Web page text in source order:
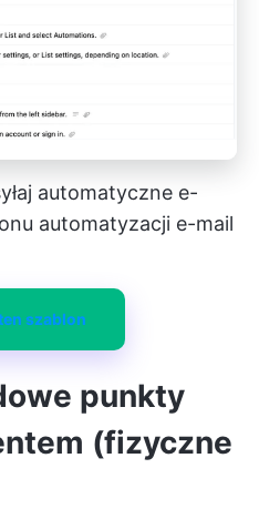
automatyczne e-
automatyzacji e-mail
szablon
punkty
(fizyczne